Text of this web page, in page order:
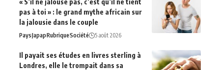
pas à toi » : le grand mythe africain sur
la jalousie dans le couple
PaysJapapRubriqueSociété 5 août 2026
Il payait ses études en livres sterling à
Londres, elle le trompait dans sa